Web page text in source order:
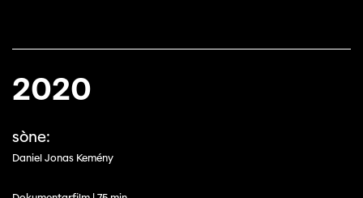
2020
sòne:
Daniel Jonas Kemény